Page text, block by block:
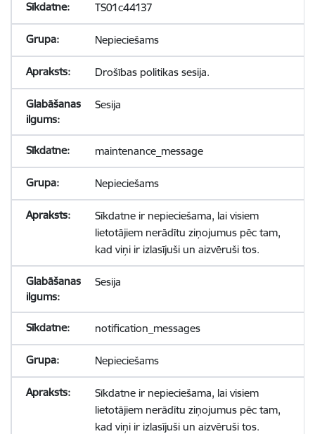
TS01c44137
Nepieciešams
Drošības politikas sesija.
Sesija
maintenance_message
Nepieciešams
Sīkdatne ir nepieciešama, lai visiem
lietotājiem nerādītu ziņojumus pēc tam,
kad viņi ir izlasījuši un aizvēruši tos.
Sesija
notification_messages
Nepieciešams
Sīkdatne ir nepieciešama, lai visiem
lietotājiem nerādītu ziņojumus pēc tam,
kad viņi ir izlasījuši un aizvēruši tos.